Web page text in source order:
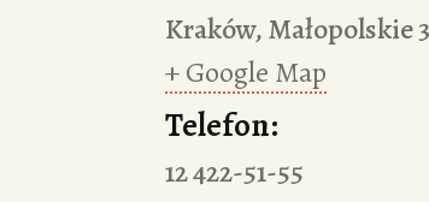
Kraków,Małopolskie
+ Google Map
Telefon:
12 422-51-55